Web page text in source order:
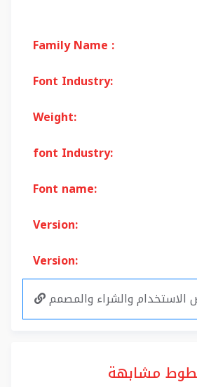
Family Name :
Font Industry:
Weight:
font Industry:
Font name:
Version:
Version:
والشراء والمصمم
مشابهة